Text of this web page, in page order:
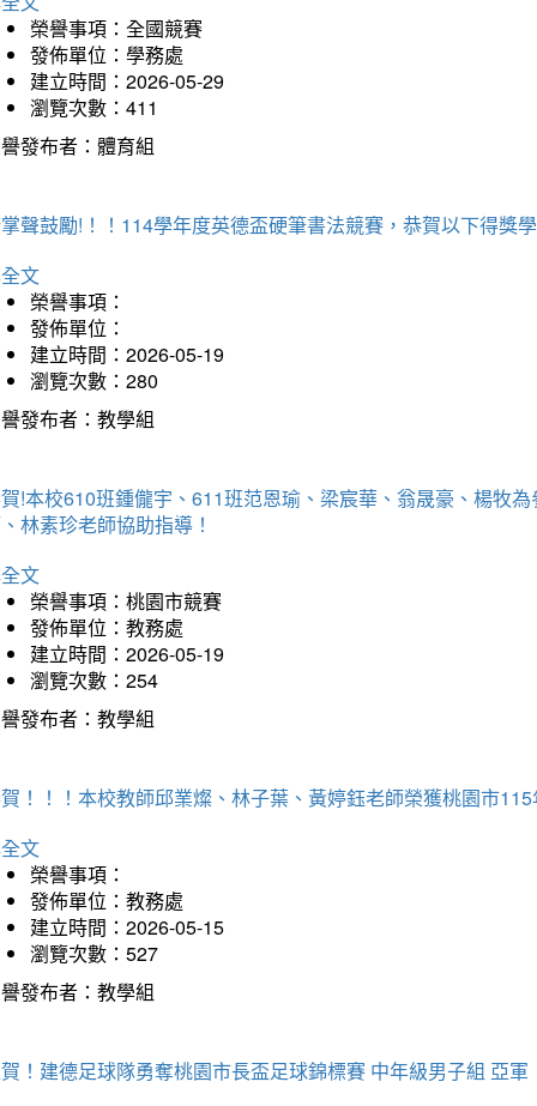
榮譽事項：全國競賽
發佈單位：學務處
建立時間：2026-05-29
瀏覽次數：411
發布者：體育組
聲鼓勵!！！114學年度英德盃硬筆書法競賽，恭賀以下得獎
文
榮譽事項：
發佈單位：
建立時間：2026-05-19
瀏覽次數：280
發布者：教學組
!本校610班鍾儱宇、611班范恩瑜、梁宸華、翁晟豪、楊牧
林素珍老師協助指導！
文
榮譽事項：桃園市競賽
發佈單位：教務處
建立時間：2026-05-19
瀏覽次數：254
發布者：教學組
！！！本校教師邱業燦、林子葉、黃婷鈺老師榮獲桃園市
文
榮譽事項：
發佈單位：教務處
建立時間：2026-05-15
瀏覽次數：527
發布者：教學組
！建德足球隊勇奪桃園市長盃足球錦標賽 中年級男子組 亞軍